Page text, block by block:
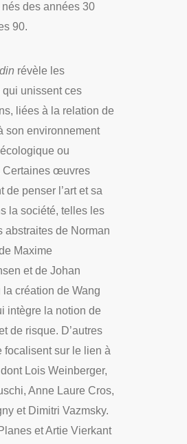
des années 30
90.
révèle les
qui unissent ces
liées à la relation de
son environnement
ou
Certaines œuvres
de penser l’art et sa
la société, telles les
abstraites de Norman
Maxime
et de Johan
la création de Wang
intègre la notion de
de risque. D’autres
focalisent sur le lien à
Lois Weinberger,
Anne Laure Cros,
et Dimitri Vazmsky.
et Artie Vierkant